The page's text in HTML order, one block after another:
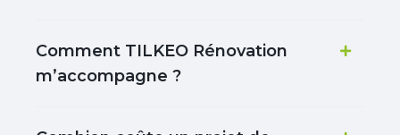
Comment TILKEO Rénovation
m’accompagne ?